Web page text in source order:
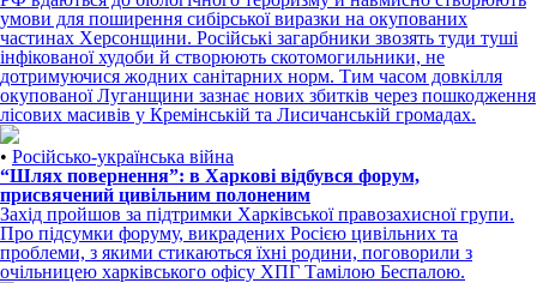
умови для поширення сибірської виразки на окупованих
частинах Херсонщини. Російські загарбники звозять туди туші
інфікованої худоби й створюють скотомогильники, не
дотримуючися жодних санітарних норм. Тим часом довкілля
окупованої Луганщини зазнає нових збитків через пошкодження
лісових масивів у Кремінській та Лисичанській громадах.
• Російсько-українська війна
“Шлях повернення”: в Харкові відбувся форум,
присвячений цивільним полоненим
Захід пройшов за підтримки Харківської правозахисної групи.
Про підсумки форуму, викрадених Росією цивільних та
проблеми, з якими стикаються їхні родини, поговорили з
очільницею харківського офісу ХПГ Тамілою Беспалою.